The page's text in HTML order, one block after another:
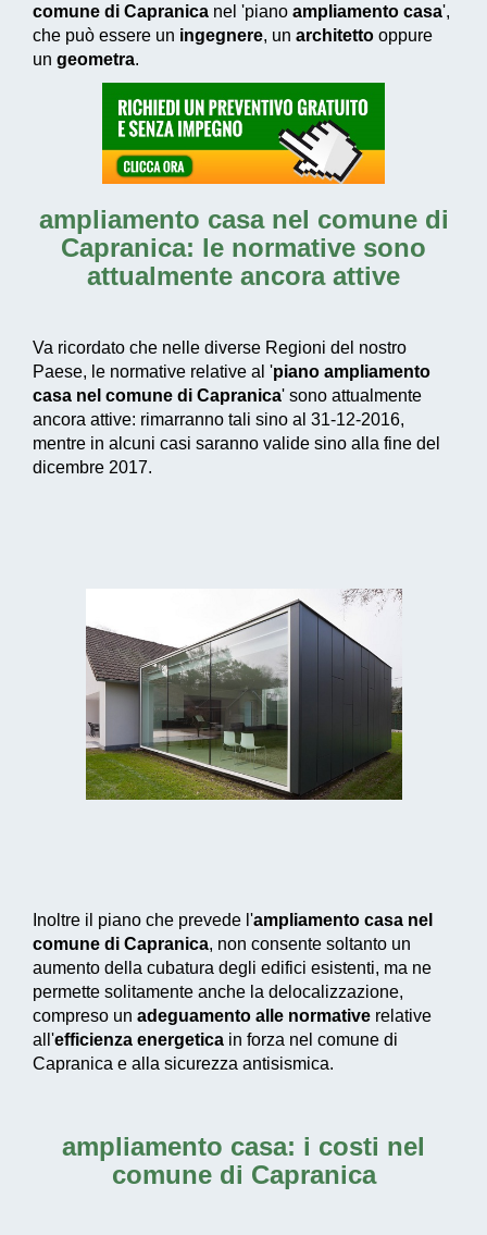
comune di Capranica nel 'piano ampliamento casa',
che può essere un ingegnere, un architetto oppure
un geometra.
ampliamento casa nel comune di
Capranica: le normative sono
attualmente ancora attive
Va ricordato che nelle diverse Regioni del nostro
Paese, le normative relative al 'piano ampliamento
casa nel comune di Capranica' sono attualmente
ancora attive: rimarranno tali sino al 31-12-2016,
mentre in alcuni casi saranno valide sino alla fine del
dicembre 2017.
Inoltre il piano che prevede l'ampliamento casa nel
comune di Capranica, non consente soltanto un
aumento della cubatura degli edifici esistenti, ma ne
permette solitamente anche la delocalizzazione,
compreso un adeguamento alle normative relative
all'efficienza energetica in forza nel comune di
Capranica e alla sicurezza antisismica.
ampliamento casa: i costi nel
comune di Capranica